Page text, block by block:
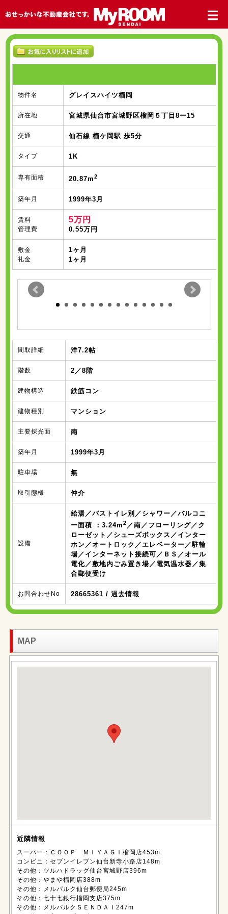
物件名 グレイスハイツ榴岡
所在地 宮城県仙台市宮城野区榴岡５丁目8ー15
交通 仙石線 榴ケ岡駅 歩5分
タイプ 1K
専有面積 20.87m2
築年月 1999年3月
賃料
管理費
5万円
0.55万円
敷金
礼金
1ヶ月
1ヶ月
間取詳細 洋7.2帖
階数 2／8階
建物構造 鉄筋コン
建物種別 マンション
主要採光面 南
築年月 1999年3月
駐車場 無
取引態様 仲介
設備
給湯／バストイレ別／シャワー／バルコニ
ー面積 ：3.24m2 ／南／フローリング／ク
ローゼット／シューズボックス／インター
ホン／オートロック／エレベーター／駐輪
場／インターネット接続可／ＢＳ／オール
電化／敷地内ごみ置き場／電気温水器／集
合郵便受け
お問合わせNo 28665361 / 過去情報
MAP
近隣情報
スーパー：ＣＯＯＰ ＭＩＹＡＧＩ榴岡店453m
コンビニ：セブンイレブン仙台新寺小路店148m
その他：ツルハドラッグ仙台宮城野店396m
その他：やまや榴岡店388m
その他：メルパルク仙台郵便局245m
その他：七十七銀行榴岡支店375m
その他：メルパルクＳＥＮＤＡＩ247m